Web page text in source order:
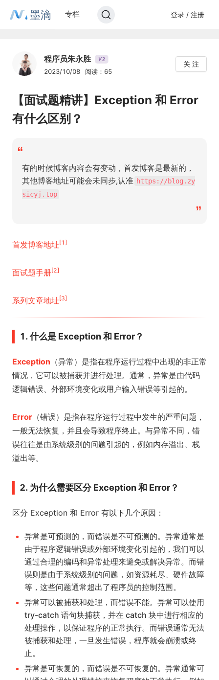
墨滴 专栏 登录 / 注册
程序员朱永胜 V2
2023/10/08 阅读：65
关 注
【面试题精讲】Exception 和 Error
有什么区别？
“
有的时候博客内容会有变动，首发博客是最新的，
其他博客地址可能会未同步,认准 https://blog.zy
sicyj.top
”
首发博客地址[1]
面试题手册[2]
系列文章地址[3]
1. 什么是 Exception 和 Error？
Exception （异常）是指在程序运行过程中出现的非正常
情况，它可以被捕获并进行处理。通常，异常是由代码
逻辑错误、外部环境变化或用户输入错误等引起的。
Error （错误）是指在程序运行过程中发生的严重问题，
一般无法恢复，并且会导致程序终止。与异常不同，错
误往往是由系统级别的问题引起的，例如内存溢出、栈
溢出等。
2. 为什么需要区分 Exception 和 Error？
区分 Exception 和 Error 有以下几个原因：
异常是可预测的，而错误是不可预测的。异常通常是
由于程序逻辑错误或外部环境变化引起的，我们可以
通过合理的编码和异常处理来避免或解决异常。而错
误则是由于系统级别的问题，如资源耗尽、硬件故障
等，这些问题通常超出了程序员的控制范围。
异常可以被捕获和处理，而错误不能。异常可以使用
try-catch 语句块捕获，并在 catch 块中进行相应的
处理操作，以保证程序的正常执行。而错误通常无法
被捕获和处理，一旦发生错误，程序就会崩溃或终
止。
异常是可恢复的，而错误是不可恢复的。异常通常可